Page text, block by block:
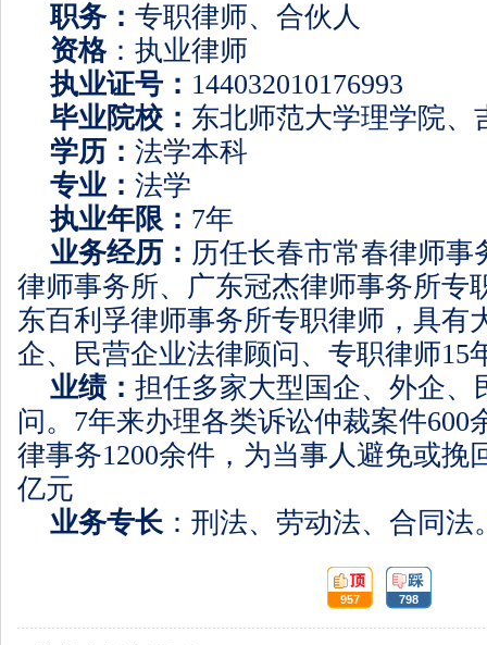
职务：专职律师、合伙人
资格：执业律师
执业证号： 144032010176993
毕业院校： 东北师范大学理学院、
学历：法学本科
专业：法学
执业年限： 7年
业务经历： 历任长春市常春律师事
律师事务所、广东冠杰律师事务所专
东百利孚律师事务所专职律师，具有
企、民营企业法律顾问、专职律师15
业绩：担任多家大型国企、外企、
问。 7年来办理各类诉讼仲裁案件600
律事务1200余件，为当事人避免或挽
亿元
业务专长：刑法、劳动法、合同法
顶:
957
踩:
798